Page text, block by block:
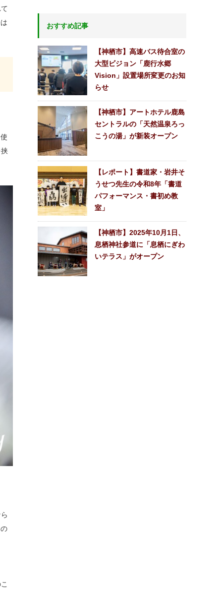
おすすめ記事
【神栖市】高速バス待合室の
大型ビジョン「鹿行水郷
Vision」設置場所変更のお知
らせ
【神栖市】アートホテル鹿島
セントラルの「天然温泉ろっ
こうの湯」が新装オープン
【レポート】書道家・岩井そ
うせつ先生の令和8年「書道
パフォーマンス・書初め教
室」
【神栖市】2025年10月1日、
息栖神社参道に「息栖にぎわ
いテラス」がオープン